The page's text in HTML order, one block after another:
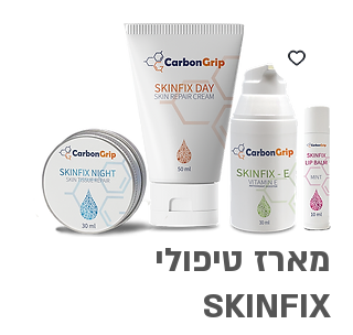
מארז טיפולי
SKINFIX